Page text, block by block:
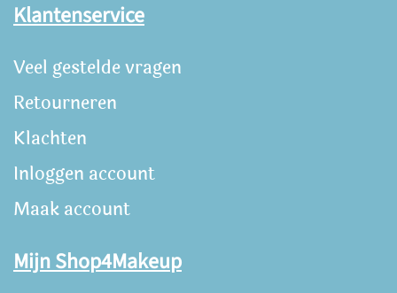
Klantenservice
Veel gestelde vragen
Retourneren
Klachten
Inloggen account
Maak account
Mijn Shop4Makeup